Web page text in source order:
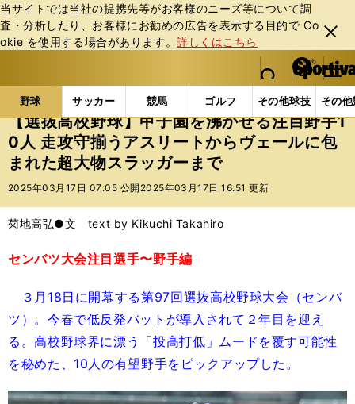
当サイトでは当社の提携先等がお客様のニーズ等について調
査・分析したり、お客様にお勧めの広告を表⽰する⽬的で Co
okie を使⽤する場合があります。詳しくはこちら
閉じ
る
web Sportiva (webスポルティーバ)
検索
マイペ
ー
ジ
メニュ
野球 サッカー 競馬 ゴルフ その他球技 その
b
ス
ポ
ル
テ
ー
バ
野球の記事一覧 高校野球他 【選抜高校野球】甲子
【選抜高校野球】甲子園を沸かせる注目野手1
0人 走攻守揃うアスリートからヴェールに包
まれた超大物スラッガーまで
2025年03月17日 07:05 公開 2025年03月17日 16:51 更新
菊地高弘●文 text by Kikuchi Takahiro
センバツ大会注目選手〜野手編
３月18日に開幕する第97回選抜高校野球大会（センバ
ツ）。今春で低反発バットが導入されて２年目を迎え
る。高校野球界に漂う「投高打低」ムードを覆す可能性
を秘めた、10人の有望野手をピックアップした。